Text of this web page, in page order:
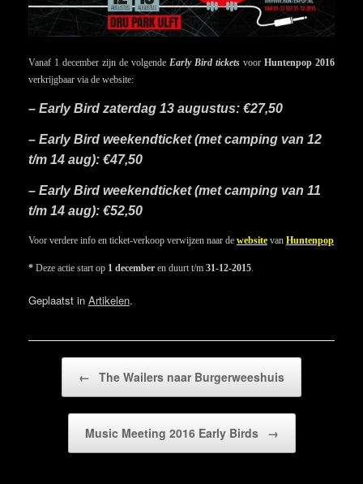
Vanaf 1 december zijn de volgende Early Bird tickets voor Huntenpop 2016
verkrijgbaar via de website:
– Early Bird zaterdag 13 augustus: €27,50
– Early Bird weekendticket (met camping van 12
t/m 14 aug): €47,50
– Early Bird weekendticket (met camping van 11
t/m 14 aug): €52,50
Voor verdere info en ticket-verkoop verwijzen naar de website van Huntenpop
* Deze actie start op 1 december en duurt t/m 31-12-2015.
Geplaatst in Artikelen.
← The Wailers naar Burgerweeshuis
Music Meeting 2016 Early Birds →